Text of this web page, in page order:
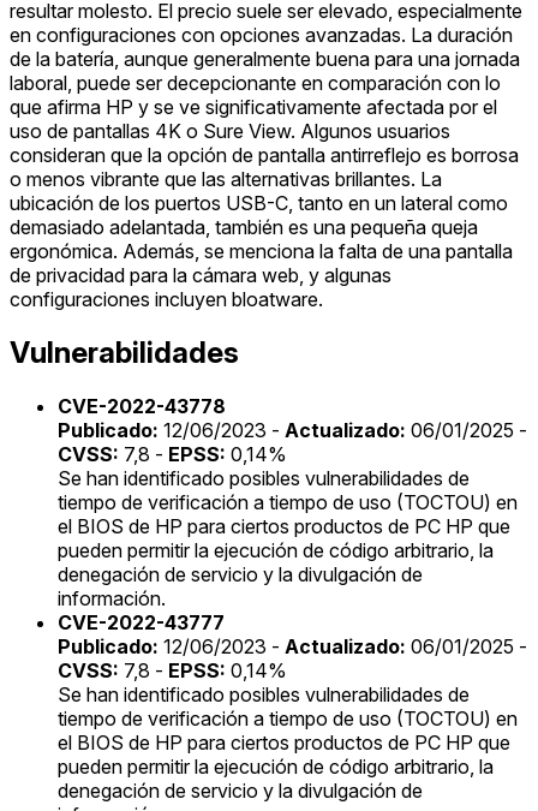
resultar molesto. El precio suele ser elevado, especialmente
en configuraciones con opciones avanzadas. La duración
de la batería, aunque generalmente buena para una jornada
laboral, puede ser decepcionante en comparación con lo
que afirma HP y se ve significativamente afectada por el
uso de pantallas 4K o Sure View. Algunos usuarios
consideran que la opción de pantalla antirreflejo es borrosa
o menos vibrante que las alternativas brillantes. La
ubicación de los puertos USB-C, tanto en un lateral como
demasiado adelantada, también es una pequeña queja
ergonómica. Además, se menciona la falta de una pantalla
de privacidad para la cámara web, y algunas
configuraciones incluyen bloatware.
Vulnerabilidades
CVE-2022-43778
Publicado: 12/06/2023 - Actualizado: 06/01/2025 -
CVSS: 7,8 - EPSS: 0,14%
Se han identificado posibles vulnerabilidades de
tiempo de verificación a tiempo de uso (TOCTOU) en
el BIOS de HP para ciertos productos de PC HP que
pueden permitir la ejecución de código arbitrario, la
denegación de servicio y la divulgación de
información.
CVE-2022-43777
Publicado: 12/06/2023 - Actualizado: 06/01/2025 -
CVSS: 7,8 - EPSS: 0,14%
Se han identificado posibles vulnerabilidades de
tiempo de verificación a tiempo de uso (TOCTOU) en
el BIOS de HP para ciertos productos de PC HP que
pueden permitir la ejecución de código arbitrario, la
denegación de servicio y la divulgación de